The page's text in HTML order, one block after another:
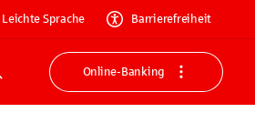
Leichte Sprache Barrierefreiheit
Suche
Online-Banking